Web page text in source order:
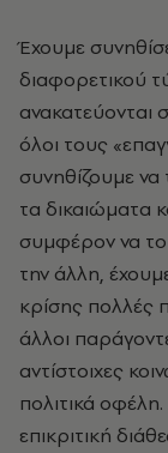
Έχουμε
διαφορετικού
ανακατεύονται
όλοι τους
συνηθίζουμε να
τα δικαιώματα
συμφέρον να το
την άλλη,
κρίσης πολλές
άλλοι
αντίστοιχες
πολιτικά
επικριτική